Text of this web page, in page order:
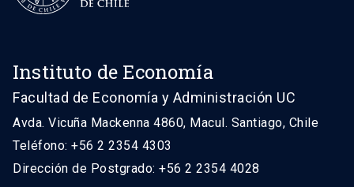
Instituto de Economía
Facultad de Economía y Administración UC
Avda. Vicuña Mackenna 4860, Macul. Santiago, Chile
Teléfono: +56 2 2354 4303
Dirección de Postgrado: +56 2 2354 4028